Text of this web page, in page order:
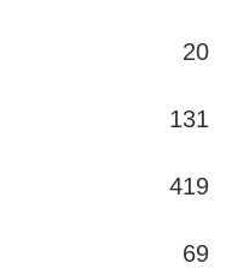
20
131
419
69